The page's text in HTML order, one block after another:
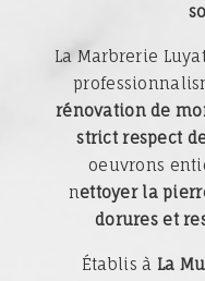
La Marbrerie
rénovation de
strict respect
oeuvrons
nettoyer la
dorures et
Établis à La